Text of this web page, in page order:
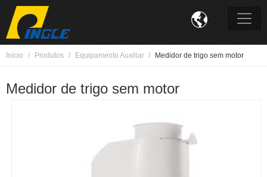

Início Produtos Equipamento Auxiliar Medidor de trigo sem motor
Medidor de trigo sem motor